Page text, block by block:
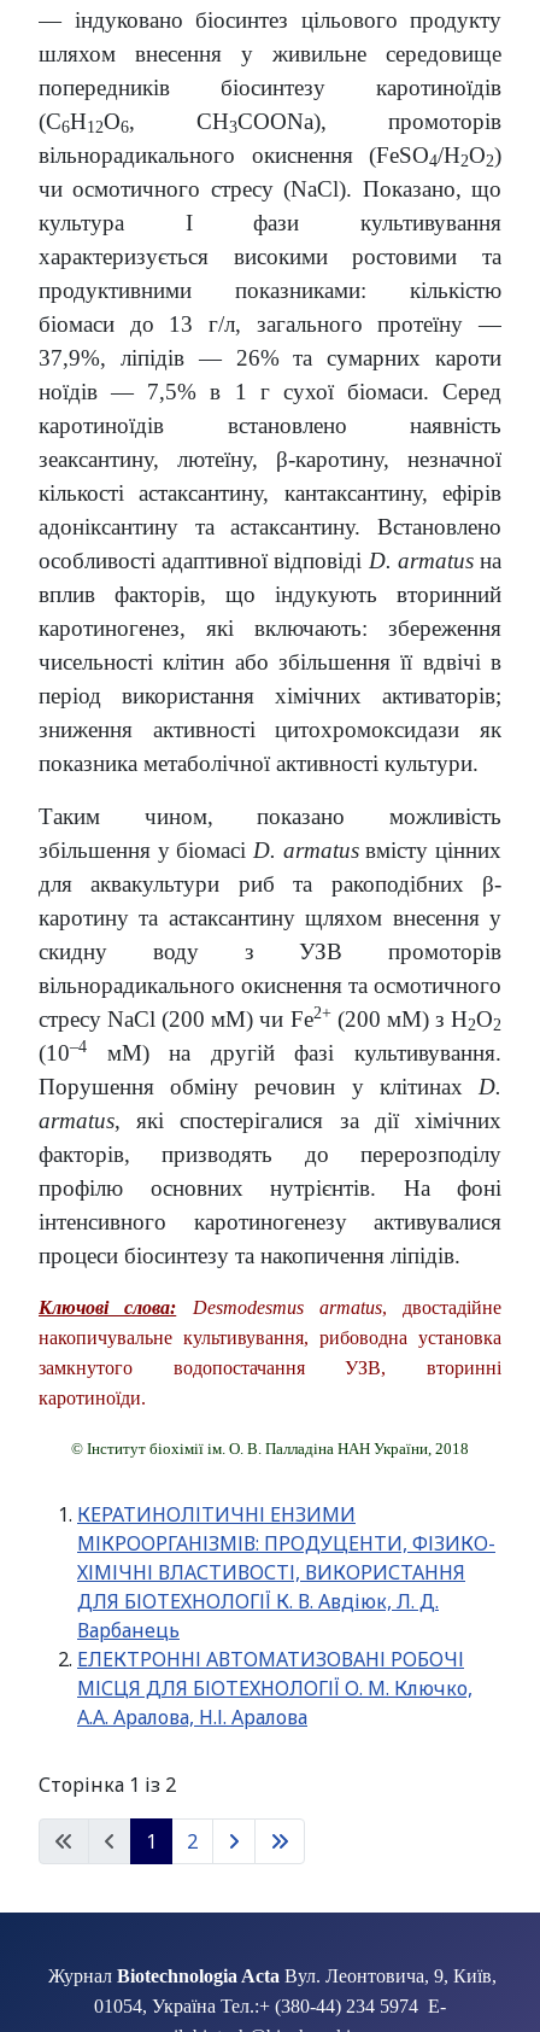
— індуковано біосинтез цільового продукту
шляхом внесення у живильне середовище
попередників біосинтезу каротиноїдів
(С6Н12О6, СН3СООNa), промоторів
вільнорадикального окиснення (FeSO4/H2O2)
чи осмотичного стресу (NaCl). Показано, що
культура І фази культивування
характеризується високими ростовими та
продуктивними показниками: кількістю
біомаси до 13 г/л, загального протеїну —
37,9%, ліпідів — 26% та сумарних кароти
ноїдів — 7,5% в 1 г сухої біомаси. Серед
каротиноїдів встановлено наявність
зеаксантину, лютеїну, β-каротину, незначної
кількості астаксантину, кантаксантину, ефірів
адоніксантину та астаксантину. Встановлено
особливості адаптивної відповіді D. armatusна
вплив факторів, що індукують вторинний
каротиногенез, які включають: збереження
чисельності клітин або збільшення її вдвічі в
період використання хімічних активаторів;
зниження активності цитохромоксидази як
показника метаболічної активності культури.
Таким чином, показано можливість
збільшення у біомасі D. аrmatusвмісту цінних
для аквакультури риб та ракоподібних β-
каротину та астаксантину щляхом внесення у
скидну воду з УЗВ промоторів
вільнорадикального окиснення та осмотичного
стресу NaCl (200 мМ) чи Fe2+(200 мМ) з Н2О2
(10–4
мМ) на другій фазі культивування.
Порушення обміну речовин у клітинах D.
аrmatus, які спостерігалися за дії хімічних
факторів, призводять до перерозподілу
профілю основних нутрієнтів. На фоні
інтенсивного каротиногенезу активувалися
процеси біосинтезу та накопичення ліпідів.
Ключові слова: Desmodesmus armatus, двостадійне
накопичувальне культивування, рибоводна установка
замкнутого водопостачання УЗВ, вторинні
каротиноїди.
© Інститут біохімії ім. О. В. Палладіна НАН України, 2018
КЕРАТИНОЛІТИЧНІ ЕНЗИМИ
МІКРООРГАНІЗМІВ: ПРОДУЦЕНТИ, ФІЗИКО-
ХІМІЧНІ ВЛАСТИВОСТІ, ВИКОРИСТАННЯ
ДЛЯ БІОТЕХНОЛОГІЇ К. В. Авдіюк, Л. Д.
Варбанець
ЕЛЕКТРОННІ АВТОМАТИЗОВАНІ РОБОЧІ
МІСЦЯ ДЛЯ БІОТЕХНОЛОГІЇ О. М. Ключко,
А.А. Аралова, Н.І. Аралова
Сторінка 1 із 2
1 2
Журнал Biotechnologia Acta Вул. Леонтовича, 9, Київ,
01054, Україна Тел.:+ (380-44) 234 5974 E-